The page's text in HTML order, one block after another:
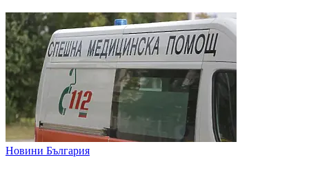
Новини България